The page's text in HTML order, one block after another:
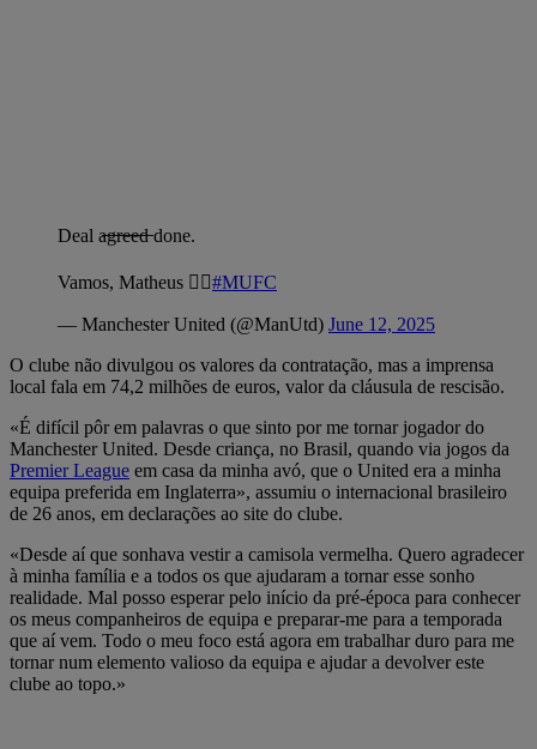
Deal a̶g̶r̶e̶e̶d̶ done.
Vamos, Matheus ❤️‍🔥#MUFC
— Manchester United (@ManUtd) June 12, 2025
O clube não divulgou os valores da contratação, mas a imprensa
local fala em 74,2 milhões de euros, valor da cláusula de rescisão.
«É difícil pôr em palavras o que sinto por me tornar jogador do
Manchester United. Desde criança, no Brasil, quando via jogos da
Premier League em casa da minha avó, que o United era a minha
equipa preferida em Inglaterra», assumiu o internacional brasileiro
de 26 anos, em declarações ao site do clube.
«Desde aí que sonhava vestir a camisola vermelha. Quero agradecer
à minha família e a todos os que ajudaram a tornar esse sonho
realidade. Mal posso esperar pelo início da pré-época para conhecer
os meus companheiros de equipa e preparar-me para a temporada
que aí vem. Todo o meu foco está agora em trabalhar duro para me
tornar num elemento valioso da equipa e ajudar a devolver este
clube ao topo.»